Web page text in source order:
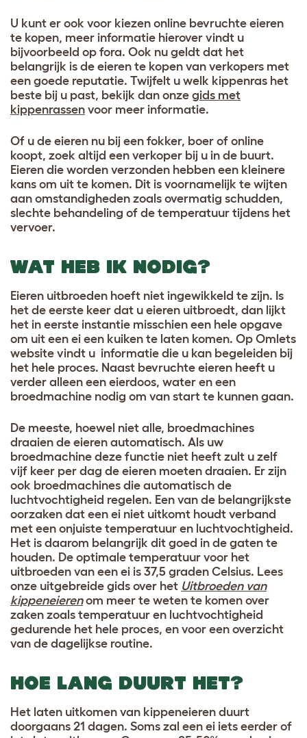
U kunt er ook voor kiezen online bevruchte eieren
te kopen, meer informatie hierover vindt u
bijvoorbeeld op fora. Ook nu geldt dat het
belangrijk is de eieren te kopen van verkopers met
een goede reputatie. Twijfelt u welk kippenras het
beste bij u past, bekijk dan onze gids met
kippenrassen voor meer informatie.
Of u de eieren nu bij een fokker, boer of online
koopt, zoek altijd een verkoper bij u in de buurt.
Eieren die worden verzonden hebben een kleinere
kans om uit te komen. Dit is voornamelijk te wijten
aan omstandigheden zoals overmatig schudden,
slechte behandeling of de temperatuur tijdens het
vervoer.
WAT HEB IK NODIG?
Eieren uitbroeden hoeft niet ingewikkeld te zijn. Is
het de eerste keer dat u eieren uitbroedt, dan lijkt
het in eerste instantie misschien een hele opgave
om uit een ei een kuiken te laten komen. Op Omlets
website vindt u informatie die u kan begeleiden bij
het hele proces. Naast bevruchte eieren heeft u
verder alleen een eierdoos, water en een
broedmachine nodig om van start te kunnen gaan.
De meeste, hoewel niet alle, broedmachines
draaien de eieren automatisch. Als uw
broedmachine deze functie niet heeft zult u zelf
vijf keer per dag de eieren moeten draaien. Er zijn
ook broedmachines die automatisch de
luchtvochtigheid regelen. Een van de belangrijkste
oorzaken dat een ei niet uitkomt houdt verband
met een onjuiste temperatuur en luchtvochtigheid.
Het is daarom belangrijk dit goed in de gaten te
houden. De optimale temperatuur voor het
uitbroeden van een ei is 37,5 graden Celsius. Lees
onze uitgebreide gids over het Uitbroeden van
kippeneierenom meer te weten te komen over
zaken zoals temperatuur en luchtvochtigheid
gedurende het hele proces, en voor een overzicht
van de dagelijkse routine.
HOE LANG DUURT HET?
Het laten uitkomen van kippeneieren duurt
doorgaans 21 dagen. Soms zal een ei iets eerder of